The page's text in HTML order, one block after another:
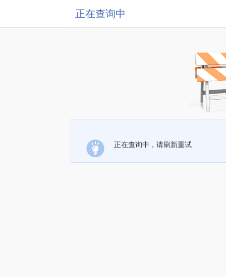
正在查询中
正在查询中，请刷新重试